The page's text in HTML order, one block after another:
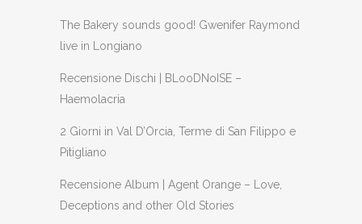
The Bakery sounds good! Gwenifer Raymond
live in Longiano
Recensione Dischi | BLooDNoISE –
Haemolacria
2 Giorni in Val D’Orcia, Terme di San Filippo e
Pitigliano
Recensione Album | Agent Orange – Love,
Deceptions and other Old Stories